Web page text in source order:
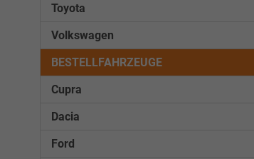
Toyota
Volkswagen
BESTELLFAHRZEUGE
Cupra
Dacia
Ford